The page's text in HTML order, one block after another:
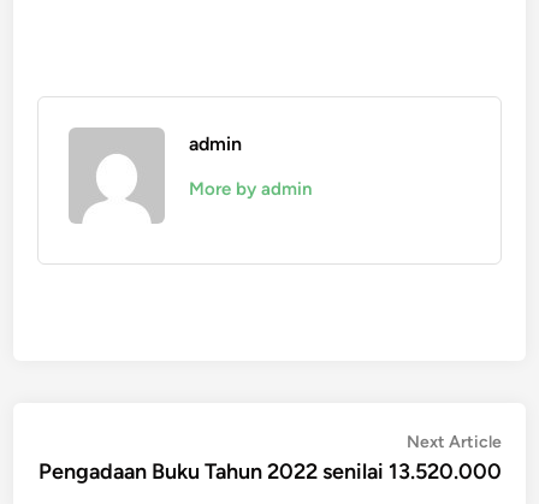
admin
More by admin
navigation
Next Article
Pengadaan Buku Tahun 2022 senilai 13.520.000